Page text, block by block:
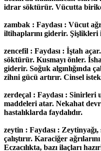
idrar söktürür. Vücutta
zambak : Faydası : Vücut
iltihaplarını giderir.
zencefil : Faydası : İştah
söktürür. Kusmayı önler.
giderir. Soğuk algınlığında
zihni gücü artırır. Cinsel
zerdeçal : Faydası :
maddeleri atar. Nekahat
hastalıklarda faydalıdır.
zeytin : Faydası :
çalıştırır. Karaciğer
Eczacılıkta, bazı ilaçları